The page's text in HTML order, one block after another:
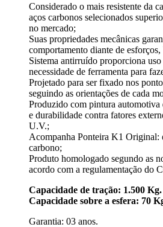
Considerado o mais resistente da
aços carbonos selecionados
no mercado;
Suas propriedades mecânicas
comportamento diante de
Sistema antirruído proporciona
necessidade de ferramenta para
Projetado para ser fixado nos
seguindo as orientações de cada
Produzido com pintura automotiva
e durabilidade contra fatores
U.V.;
Acompanha Ponteira K1 Original:
carbono;
Produto homologado segundo as
acordo com a regulamentação do
Capacidade de tração: 1.500 Kg.
Capacidade sobre a esfera: 70
Garantia: 03 anos.